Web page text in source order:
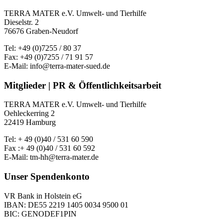
TERRA MATER e.V. Umwelt- und Tierhilfe
Dieselstr. 2
76676 Graben-Neudorf
Tel: +49 (0)7255 / 80 37
Fax: +49 (0)7255 / 71 91 57
E-Mail: info@terra-mater-sued.de
Mitglieder | PR & Öffentlichkeitsarbeit
TERRA MATER e.V. Umwelt- und Tierhilfe
Oehleckerring 2
22419 Hamburg
Tel: + 49 (0)40 / 531 60 590
Fax :+ 49 (0)40 / 531 60 592
E-Mail: tm-hh@terra-mater.de
Unser Spendenkonto
VR Bank in Holstein eG
IBAN: DE55 2219 1405 0034 9500 01
BIC: GENODEF1PIN